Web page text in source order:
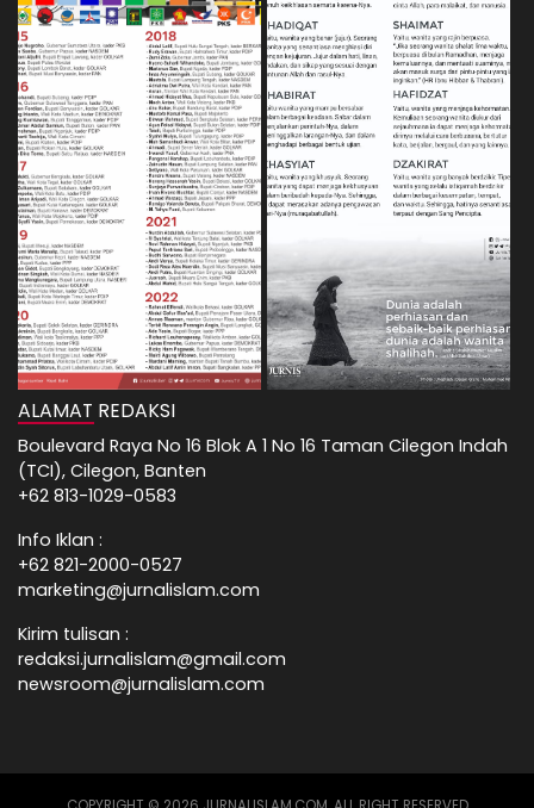
ALAMAT REDAKSI
Boulevard Raya No 16 Blok A 1 No 16 Taman Cilegon Indah
(TCI), Cilegon, Banten
+62 813-1029-0583
Info Iklan :
+62 821-2000-0527
marketing@jurnalislam.com
Kirim tulisan :
redaksi.jurnalislam@gmail.com
newsroom@jurnalislam.com